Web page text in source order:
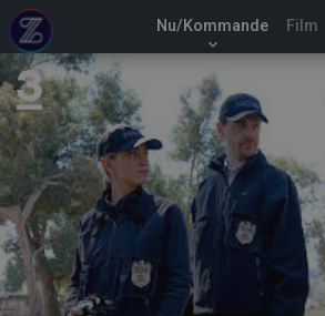
Nu/Kommande
keyboard_arrow_down
Film